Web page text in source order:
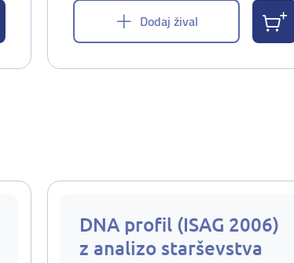
Dodaj žival
DNA profil (ISAG 2006)
z analizo starševstva